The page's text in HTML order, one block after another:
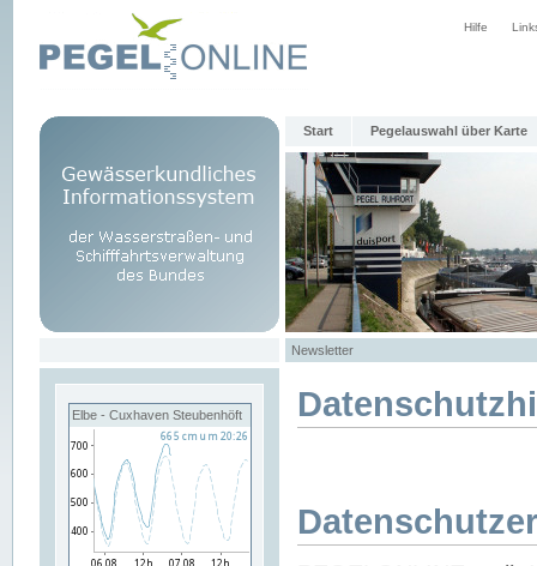
Hilfe
Start Pegelauswahl über Karte
Newsletter
Elbe - Cuxhaven Steubenhöft